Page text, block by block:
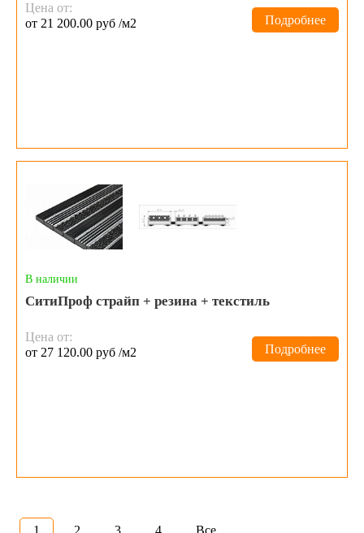
Цена от:
от 21 200.00 руб /м2
Подробнее
В наличии
СитиПроф страйп + резина + текстиль
Цена от:
от 27 120.00 руб /м2
Подробнее
1 2 3 4 Все